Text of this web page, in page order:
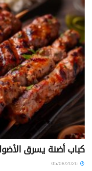
كباب أضنة يسرق